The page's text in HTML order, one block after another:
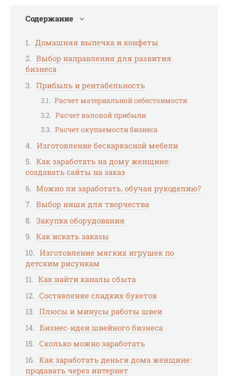
Содержание
Домашняя выпечка и конфеты
Выбор направления для развития
бизнеса
Прибыль и рентабельность
Расчет материальной себестоимости
Расчет валовой прибыли
Расчет окупаемости бизнеса
Изготовление бескаркасной мебели
Как заработать на дому женщине:
создавать сайты на заказ
Можно ли заработать, обучая рукоделию?
Выбор ниши для творчества
Закупка оборудования
Как искать заказы
Изготовление мягких игрушек по
детским рисункам
Как найти каналы сбыта
Составление сладких букетов
Плюсы и минусы работы швеи
Бизнес-идеи швейного бизнеса
Сколько можно заработать
Как заработать деньги дома женщине:
продавать через интернет